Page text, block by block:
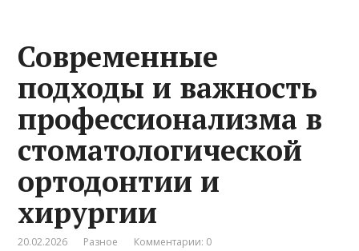
Современные
подходы и важность
профессионализма в
стоматологической
ортодонтии и
хирургии
20.02.2026 Разное Комментарии: 0